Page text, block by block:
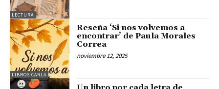
LECTURA
LIBROS CARLA
Reseña ‘Si nos volvemos a
encontrar’ de Paula Morales
Correa
noviembre 12, 2025